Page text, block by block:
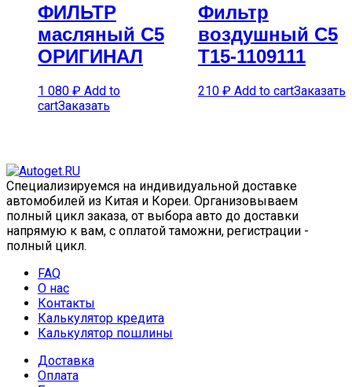
ФИЛЬТР
масляный C5
ОРИГИНАЛ
1 080 ₽ Add to
cartЗаказать
Фильтр
воздушный C5
T15-1109111
210 ₽ Add to cartЗаказать
Специализируемся на индивидуальной доставке
автомобилей из Китая и Кореи. Организовываем
полный цикл заказа, от выбора авто до доставки
напрямую к вам, с оплатой таможни, регистрации -
полный цикл.
FAQ
О нас
Контакты
Калькулятор кредита
Калькулятор пошлины
Доставка
Оплата